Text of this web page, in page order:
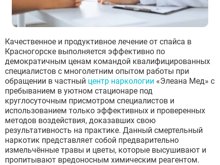
Качественное и продуктивное лечение от спайса в
Красногорске выполняется эффективно по
демократичным ценам командой квалифицированных
специалистов с многолетним опытом работы при
обращении в частный центр наркологии «Элеана Мед» с
пребыванием в уютном стационаре под
круглосуточным присмотром специалистов и
использованием только эффективных и проверенных
методов воздействия, доказавших свою
результативность на практике. Данный смертельный
наркотик представляет собой предварительно
измельчённые травы и цветы, которые высушивают и
пропитывают вредоносным химическим реагентом.